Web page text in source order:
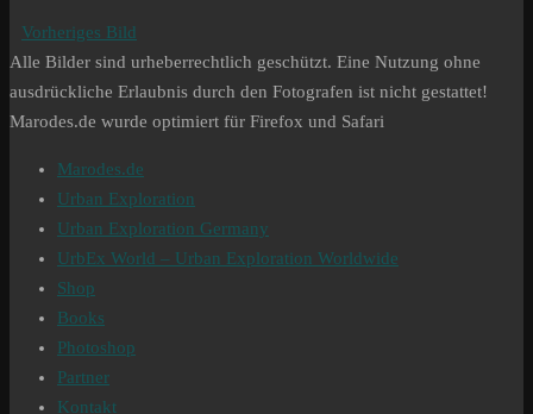
Vorheriges Bild
Alle Bilder sind urheberrechtlich geschützt. Eine Nutzung ohne
ausdrückliche Erlaubnis durch den Fotografen ist nicht gestattet!
Marodes.de wurde optimiert für Firefox und Safari
Marodes.de
Urban Exploration
Urban Exploration Germany
UrbEx World – Urban Exploration Worldwide
Shop
Books
Photoshop
Partner
Kontakt